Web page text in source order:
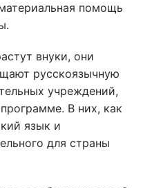
помощь
внуки, они
русскоязычную
учреждений,
В них, как
язык и
для страны